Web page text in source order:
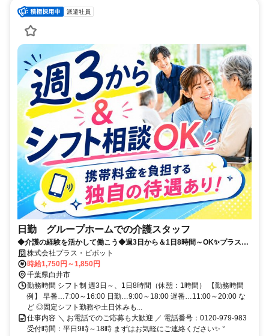
派遣社員
日勤 グループホームでの介護スタッフ
◆介護の経験を活かして働こう◆週3日から＆1日8時間～OK✨プラス・
ピボット独自の福利厚生が多数！
株式会社プラス・ピボット
時給1,750円～1,850円
千葉県白井市
勤務時間 シフト制 週3日～、1日8時間（休憩：1時間） 【勤務時間
例】 早番…7:00～16:00 日勤…9:00～18:00 遅番…11:00～20:00 な
ど ◎固定シフト勤務や土日休みも...
仕事内容 ＼ お電話でのご応募も大歓迎 ／ 電話番号：0120-979-983
受付時間：平日9時～18時 まずはお気軽にご連絡ください✨ °